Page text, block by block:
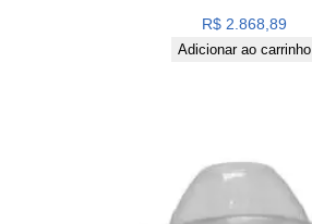
R$ 2.868,89
Adicionar ao carrinho